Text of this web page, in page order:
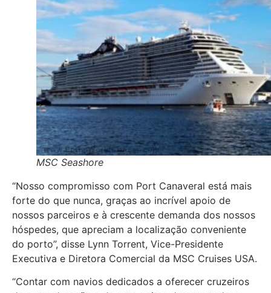
MSC Seashore
“Nosso compromisso com Port Canaveral está mais
forte do que nunca, graças ao incrível apoio de
nossos parceiros e à crescente demanda dos nossos
hóspedes, que apreciam a localização conveniente
do porto”, disse Lynn Torrent, Vice-Presidente
Executiva e Diretora Comercial da MSC Cruises USA.
“Contar com navios dedicados a oferecer cruzeiros